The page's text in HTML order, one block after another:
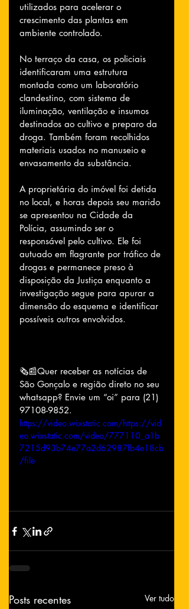
utilizados para acelerar o
crescimento das plantas em
ambiente controlado.
No terraço da casa, os policiais
identificaram uma estrutura
montada como um laboratório
clandestino, com sistema de
iluminação, ventilação e insumos
destinados ao cultivo e preparo da
droga. Também foram recolhidos
materiais usados no manuseio e
envasamento da substância.
A proprietária do imóvel foi detida
no local, e horas depois seu marido
se apresentou na Cidade da
Polícia, assumindo ser o
responsável pelo cultivo. Ele foi
autuado em flagrante por tráfico de
drogas e permanece preso à
disposição da Justiça enquanto a
investigação segue para apurar a
dimensão do esquema e identificar
possíveis outros envolvidos.
🗞📰Quer receber as notícias de
São Gonçalo e região direto no seu
whatsapp? Envie um “oi” para (21)
97108-9852.
https://video.wixstatic.com/https://vid
eo.wixstatic.com/video/777110_a1b
7215d93b74e77a2d62987fb4e18cb
/file
Posts recentes Ver tudo